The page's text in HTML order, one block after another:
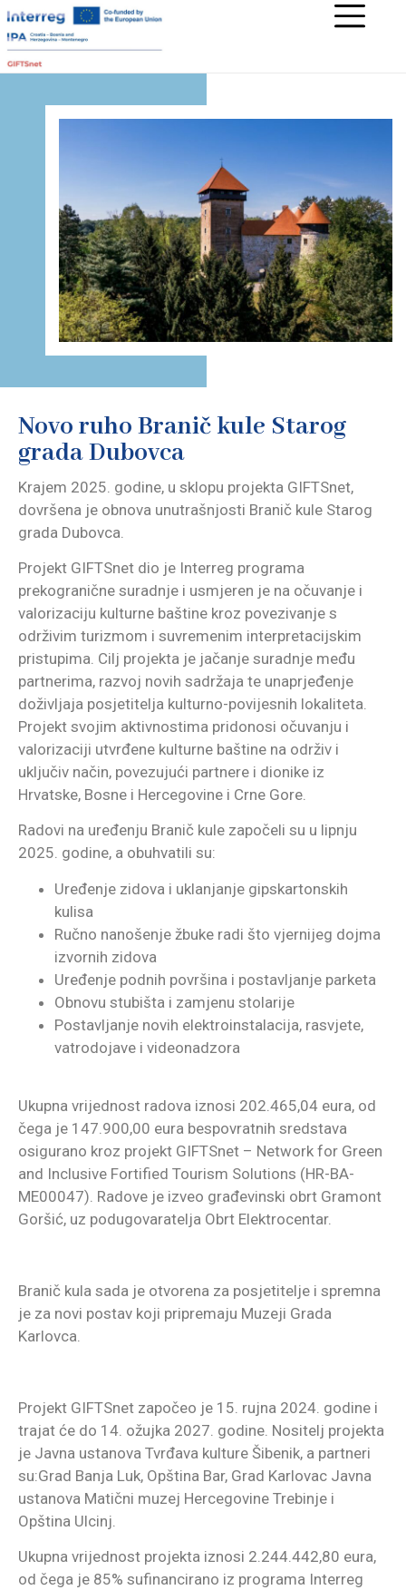
Novo ruho Branič kule Starog
grada Dubovca
Krajem 2025. godine, u sklopu projekta GIFTSnet,
dovršena je obnova unutrašnjosti Branič kule Starog
grada Dubovca.
Projekt GIFTSnet dio je Interreg programa
prekogranične suradnje i usmjeren je na očuvanje i
valorizaciju kulturne baštine kroz povezivanje s
održivim turizmom i suvremenim interpretacijskim
pristupima. Cilj projekta je jačanje suradnje među
partnerima, razvoj novih sadržaja te unaprjeđenje
doživljaja posjetitelja kulturno-povijesnih lokaliteta.
Projekt svojim aktivnostima pridonosi očuvanju i
valorizaciji utvrđene kulturne baštine na održiv i
uključiv način, povezujući partnere i dionike iz
Hrvatske, Bosne i Hercegovine i Crne Gore.
Radovi na uređenju Branič kule započeli su u lipnju
2025. godine, a obuhvatili su:
Uređenje zidova i uklanjanje gipskartonskih
kulisa
Ručno nanošenje žbuke radi što vjernijeg dojma
izvornih zidova
Uređenje podnih površina i postavljanje parketa
Obnovu stubišta i zamjenu stolarije
Postavljanje novih elektroinstalacija, rasvjete,
vatrodojave i videonadzora
Ukupna vrijednost radova iznosi 202.465,04 eura, od
čega je 147.900,00 eura bespovratnih sredstava
osigurano kroz projekt GIFTSnet – Network for Green
and Inclusive Fortified Tourism Solutions (HR-BA-
ME00047). Radove je izveo građevinski obrt Gramont
Goršić, uz podugovaratelja Obrt Elektrocentar.
Branič kula sada je otvorena za posjetitelje i spremna
je za novi postav koji pripremaju Muzeji Grada
Karlovca.
Projekt GIFTSnet započeo je 15. rujna 2024. godine i
trajat će do 14. ožujka 2027. godine. Nositelj projekta
je Javna ustanova Tvrđava kulture Šibenik, a partneri
su:Grad Banja Luk, Opština Bar, Grad Karlovac Javna
ustanova Matični muzej Hercegovine Trebinje i
Opština Ulcinj.
Ukupna vrijednost projekta iznosi 2.244.442,80 eura,
od čega je 85% sufinancirano iz programa Interreg